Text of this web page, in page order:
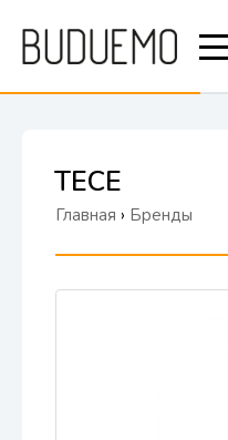
TECE
Главная › Бренды